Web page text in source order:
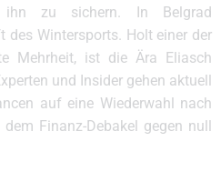
ihn zu sichern. In Belgrad
des Wintersports. Holt einer der
Mehrheit, ist die Ära Eliasch
und Insider gehen aktuell
auf eine Wiederwahl nach
Finanz-Debakel gegen null